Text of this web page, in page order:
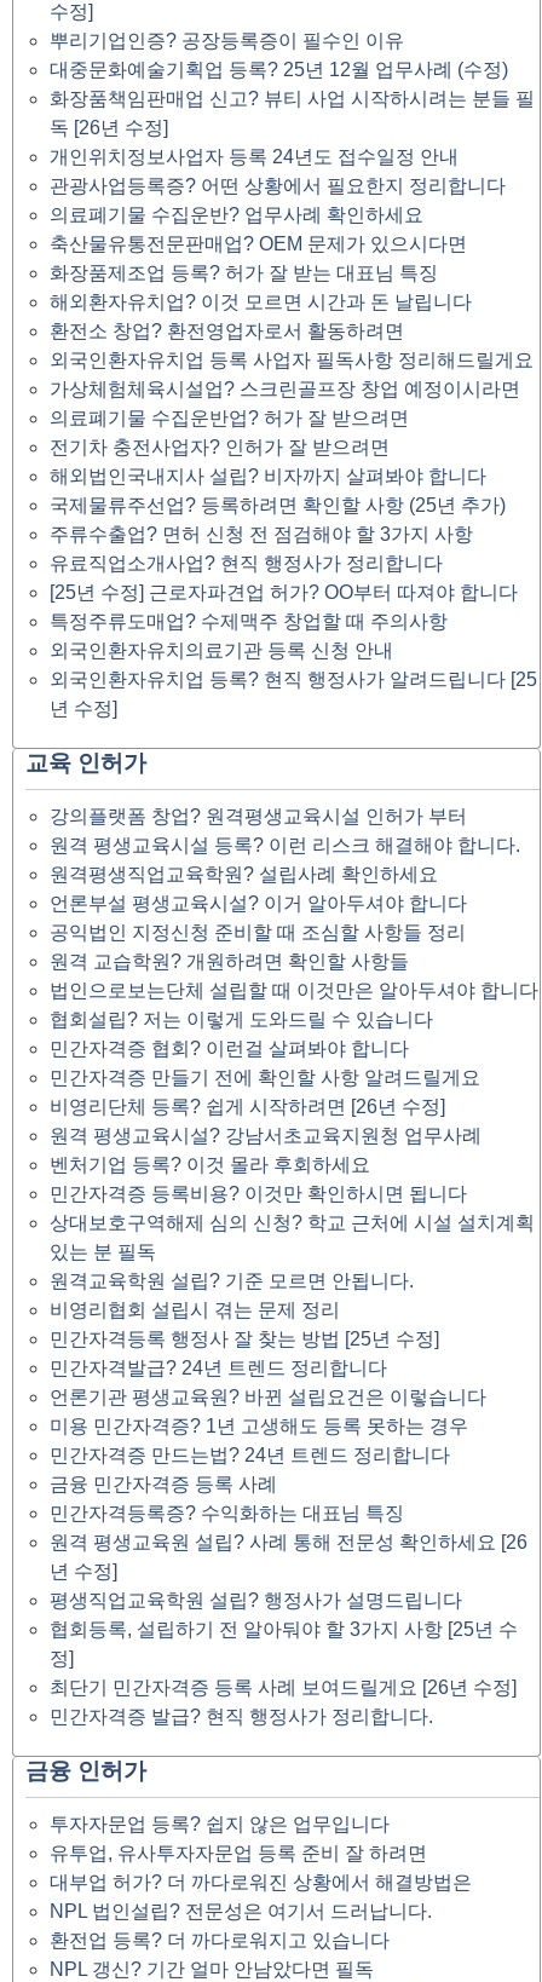
수정]
뿌리기업인증? 공장등록증이 필수인 이유
대중문화예술기획업 등록? 25년 12월 업무사례 (수정)
화장품책임판매업 신고? 뷰티 사업 시작하시려는 분들 필
독 [26년 수정]
개인위치정보사업자 등록 24년도 접수일정 안내
관광사업등록증? 어떤 상황에서 필요한지 정리합니다
의료폐기물 수집운반? 업무사례 확인하세요
축산물유통전문판매업? OEM 문제가 있으시다면
화장품제조업 등록? 허가 잘 받는 대표님 특징
해외환자유치업? 이것 모르면 시간과 돈 날립니다
환전소 창업? 환전영업자로서 활동하려면
외국인환자유치업 등록 사업자 필독사항 정리해드릴게요
가상체험체육시설업? 스크린골프장 창업 예정이시라면
의료폐기물 수집운반업? 허가 잘 받으려면
전기차 충전사업자? 인허가 잘 받으려면
해외법인국내지사 설립? 비자까지 살펴봐야 합니다
국제물류주선업? 등록하려면 확인할 사항 (25년 추가)
주류수출업? 면허 신청 전 점검해야 할 3가지 사항
유료직업소개사업? 현직 행정사가 정리합니다
[25년 수정] 근로자파견업 허가? OO부터 따져야 합니다
특정주류도매업? 수제맥주 창업할 때 주의사항
외국인환자유치의료기관 등록 신청 안내
외국인환자유치업 등록? 현직 행정사가 알려드립니다 [25
년 수정]
교육 인허가
강의플랫폼 창업? 원격평생교육시설 인허가 부터
원격 평생교육시설 등록? 이런 리스크 해결해야 합니다.
원격평생직업교육학원? 설립사례 확인하세요
언론부설 평생교육시설? 이거 알아두셔야 합니다
공익법인 지정신청 준비할 때 조심할 사항들 정리
원격 교습학원? 개원하려면 확인할 사항들
법인으로보는단체 설립할 때 이것만은 알아두셔야 합니다
협회설립? 저는 이렇게 도와드릴 수 있습니다
민간자격증 협회? 이런걸 살펴봐야 합니다
민간자격증 만들기 전에 확인할 사항 알려드릴게요
비영리단체 등록? 쉽게 시작하려면 [26년 수정]
원격 평생교육시설? 강남서초교육지원청 업무사례
벤처기업 등록? 이것 몰라 후회하세요
민간자격증 등록비용? 이것만 확인하시면 됩니다
상대보호구역해제 심의 신청? 학교 근처에 시설 설치계획
있는 분 필독
원격교육학원 설립? 기준 모르면 안됩니다.
비영리협회 설립시 겪는 문제 정리
민간자격등록 행정사 잘 찾는 방법 [25년 수정]
민간자격발급? 24년 트렌드 정리합니다
언론기관 평생교육원? 바뀐 설립요건은 이렇습니다
미용 민간자격증? 1년 고생해도 등록 못하는 경우
민간자격증 만드는법? 24년 트렌드 정리합니다
금융 민간자격증 등록 사례
민간자격등록증? 수익화하는 대표님 특징
원격 평생교육원 설립? 사례 통해 전문성 확인하세요 [26
년 수정]
평생직업교육학원 설립? 행정사가 설명드립니다
협회등록, 설립하기 전 알아둬야 할 3가지 사항 [25년 수
정]
최단기 민간자격증 등록 사례 보여드릴게요 [26년 수정]
민간자격증 발급? 현직 행정사가 정리합니다.
금융 인허가
투자자문업 등록? 쉽지 않은 업무입니다
유투업, 유사투자자문업 등록 준비 잘 하려면
대부업 허가? 더 까다로워진 상황에서 해결방법은
NPL 법인설립? 전문성은 여기서 드러납니다.
환전업 등록? 더 까다로워지고 있습니다
NPL 갱신? 기간 얼마 안남았다면 필독